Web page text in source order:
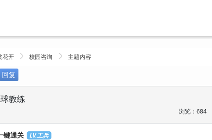
花开 校园咨询 主题内容
回复
教练
浏览：684
键通关
LV.工兵